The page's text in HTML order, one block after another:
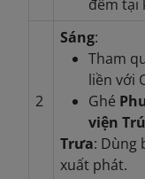
đêm tại
2
Sáng:
Tham
liền với
Ghé
viện
Trưa: Dùng
xuất phát.